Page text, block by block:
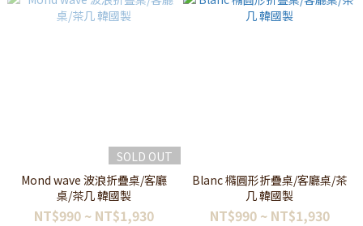
SOLD OUT
Mond wave 波浪折疊桌/客廳
桌/茶几 韓國製
NT$990 ~ NT$1,930
Blanc 橢圓形折疊桌/客廳桌/茶
几 韓國製
NT$990 ~ NT$1,930